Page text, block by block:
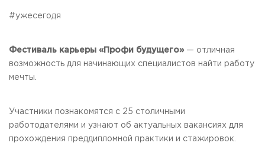
Работа с лицами с ОВЗ и инвалидами
Научная деятельность
системе ВО
Федеральное учебно-методическое объединение в
АДРЕС
ТЕЛЕФОНЫ
+7 (495) 940 83 00
#ужесегодя
Фестиваль карьеры «Профи будущего»— отличная
возможность для начинающих специалистов найти работу
мечты.
Участники познакомятся с 25 столичными
работодателями и узнают об актуальных вакансиях для
прохождения преддипломной практики и стажировок.